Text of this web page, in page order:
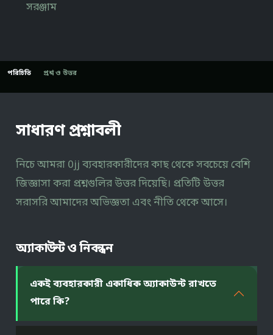
সরঞ্জাম
পরিচিতি প্রশ্ন ও উত্তর
সাধারণ প্রশ্নাবলী
নিচে আমরা 0jj ব্যবহারকারীদের কাছ থেকে সবচেয়ে বেশি
জিজ্ঞাসা করা প্রশ্নগুলির উত্তর দিয়েছি। প্রতিটি উত্তর
সরাসরি আমাদের অভিজ্ঞতা এবং নীতি থেকে আসে।
অ্যাকাউন্ট ও নিবন্ধন
একই ব্যবহারকারী একাধিক অ্যাকাউন্ট রাখতে
পারে কি?